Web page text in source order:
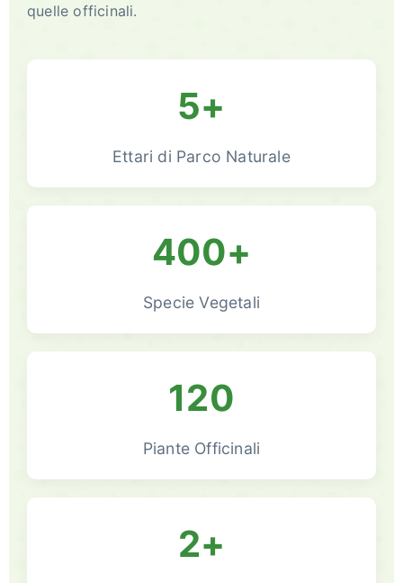
quelle officinali.
5+
Ettari di Parco Naturale
400+
Specie Vegetali
120
Piante Officinali
2+